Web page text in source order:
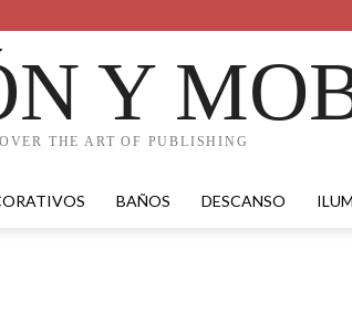
Y
THE ART OF PUBLISHING
BAÑOS DESCANSO